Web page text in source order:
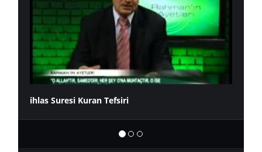
ihlas Suresi Kuran Tefsiri